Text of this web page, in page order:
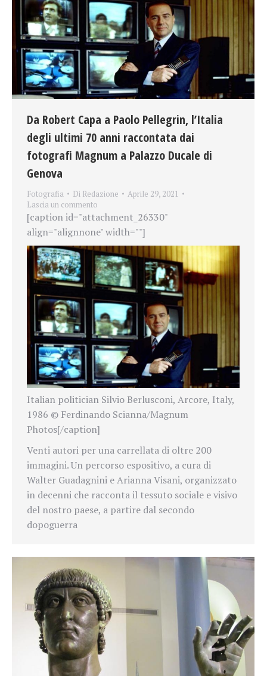
Da Robert Capa a Paolo Pellegrin, l’Italia
degli ultimi 70 anni raccontata dai
fotografi Magnum a Palazzo Ducale di
Genova
Fotografia Di Redazione
Aprile 29, 2021
Lascia un commento
[caption id="attachment_26330"
align="alignnone" width=""]
Italian politician Silvio Berlusconi, Arcore, Italy,
1986 © Ferdinando Scianna/Magnum
Photos[/caption]
Venti autori per una carrellata di oltre 200
immagini. Un percorso espositivo, a cura di
Walter Guadagnini e Arianna Visani, organizzato
in decenni che raccontail tessuto sociale e visivo
del nostro paese, a partire dal secondo
dopoguerra